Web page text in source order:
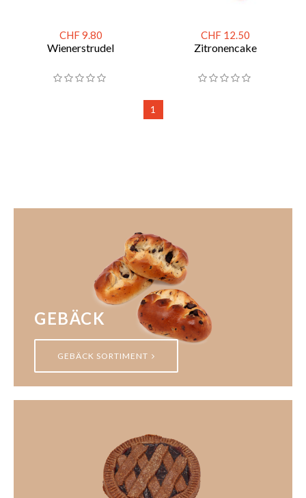
CHF 9.80
Wienerstrudel
CHF 12.50
Zitronencake
1
GEBÄCK
GEBÄCK SORTIMENT